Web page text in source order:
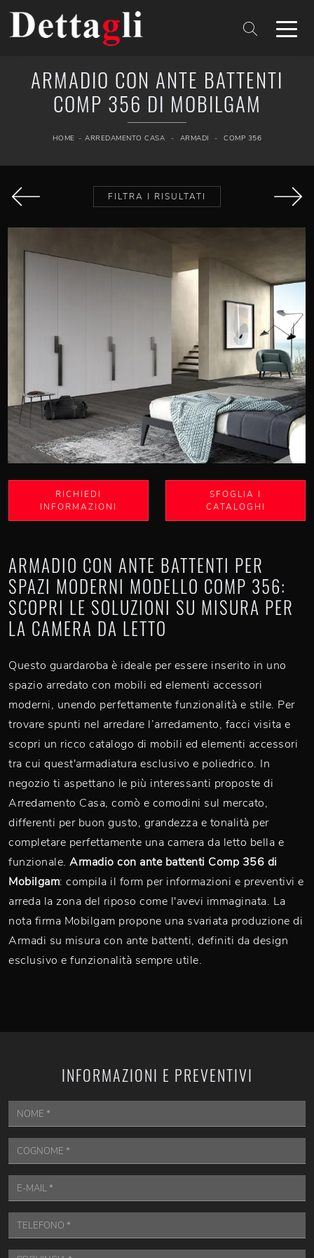
ARMADIO CON ANTE BATTENTI
COMP 356 DI MOBILGAM
HOME - ARREDAMENTO CASA - ARMADI - COMP 356
FILTRA I RISULTATI
RICHIEDI
INFORMAZIONI
SFOGLIA I
CATALOGHI
ARMADIO CON ANTE BATTENTI PER
SPAZI MODERNI MODELLO COMP 356:
SCOPRI LE SOLUZIONI SU MISURA PER
LA CAMERA DA LETTO
Questo guardaroba è ideale per essere inserito in uno
spazio arredato con mobili ed elementi accessori
moderni, unendo perfettamente funzionalità e stile. Per
trovare spunti nel arredare l’arredamento, facci visita e
scopri un ricco catalogo di mobili ed elementi accessori
tra cui quest'armadiatura esclusivo e poliedrico. In
negozio ti aspettano le più interessanti proposte di
Arredamento Casa, comò e comodini sul mercato,
differenti per buon gusto, grandezza e tonalità per
completare perfettamente una camera da letto bella e
funzionale. Armadio con ante battenti Comp 356 di
Mobilgam: compila il form per informazioni e preventivi e
arreda la zona del riposo come l'avevi immaginata. La
nota firma Mobilgam propone una svariata produzione di
Armadi su misura con ante battenti, definiti da design
esclusivo e funzionalità sempre utile.
INFORMAZIONI E PREVENTIVI